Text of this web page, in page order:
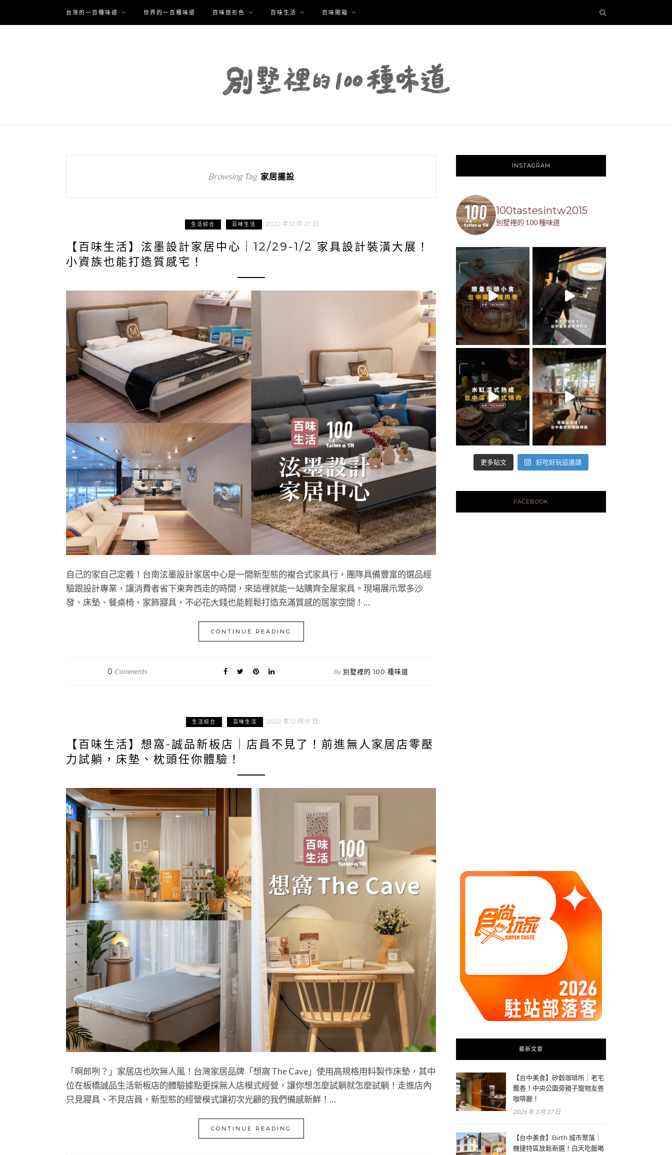
台灣的一百種味道 世界的一百種味道 百味旅形色 百味生活 百味開箱
Browsing Tag 家居擺設
生活綜合 百味生活 2022 年 12 月 27 日
【百味生活】泫墨設計家居中心｜12/29-1/2 家具設計裝潢大展！
小資族也能打造質感宅！
自己的家自己定義！台南泫墨設計家居中心是一間新型態的複合式家具行，團隊具備豐富的選品經
驗跟設計專業，讓消費者省下東奔西走的時間，來這裡就能一站購齊全屋家具。現場展示眾多沙
發、床墊、餐桌椅、家飾寢具，不必花大錢也能輕鬆打造充滿質感的居家空間！…
CONTINUE READING
0 Comments By 別墅裡的 100 種味道
生活綜合 百味生活 2022 年 12 月 19 日
【百味生活】想窩-誠品新板店｜店員不見了！前進無人家居店零壓
力試躺，床墊、枕頭任你體驗！
「啊郎咧？」家居店也吹無人風！台灣家居品牌「想窩 The Cave」使用高規格用料製作床墊，其中
位在板橋誠品生活新板店的體驗據點更採無人店模式經營，讓你想怎麼試躺就怎麼試躺！走進店內
只見寢具、不見店員，新型態的經營模式讓初次光顧的我們備感新鮮！…
CONTINUE READING
INSTAGRAM
100tastesintw2015
別墅裡的 100 種味道
更多貼文 好吃好玩這邊請
FACEBOOK
最新文章
【台中美食】矽穀珈琲所｜老宅
飄香！中央公園旁親子寵物友善
咖啡廳！
2026 年 3 月 17 日
【台中美食】Birth 城市聚落｜
機捷特區放鬆新選！白天吃飯喝